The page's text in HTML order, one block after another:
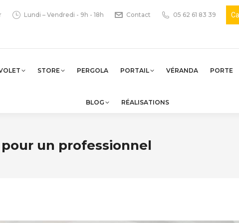
Lundi – Vendredi - 9h - 18h Contact 05 62 61 83 39
STORE PERGOLA PORTAIL VÉRANDA PORTE
BLOG RÉALISATIONS
un professionnel